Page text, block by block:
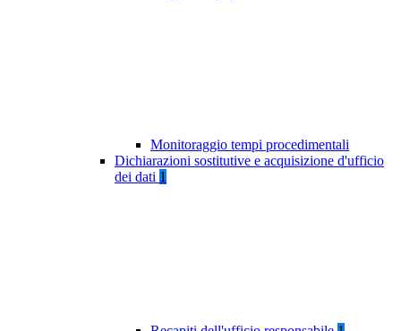
Monitoraggio tempi procedimentali
Dichiarazioni sostitutive e acquisizione d'ufficio
dei dati 1